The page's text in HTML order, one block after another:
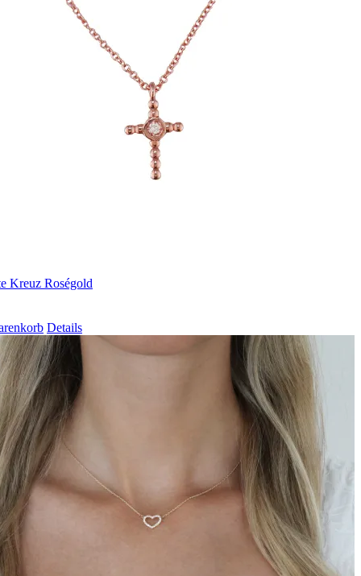
Kreuz Roségold
Details